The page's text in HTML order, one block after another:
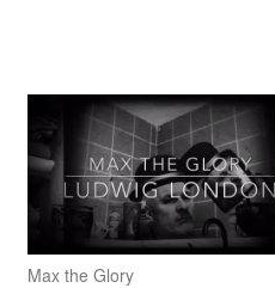
Max the Glory